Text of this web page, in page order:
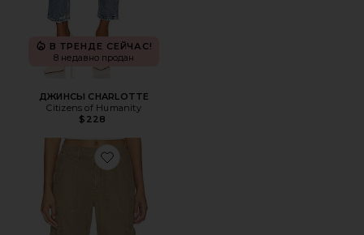
В ТРЕНДЕ СЕЙЧАС!
8 недавно продан
ДЖИНСЫ CHARLOTTE
Citizens of Humanity
$228
Favorite БРЮКИ CIELA